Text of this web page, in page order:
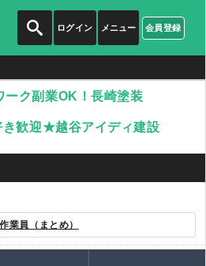
ログイン 会員登録
メニュー
ーク副業OK！長崎塗装
き歓迎★越谷アイディ建設
業員（まとめ）